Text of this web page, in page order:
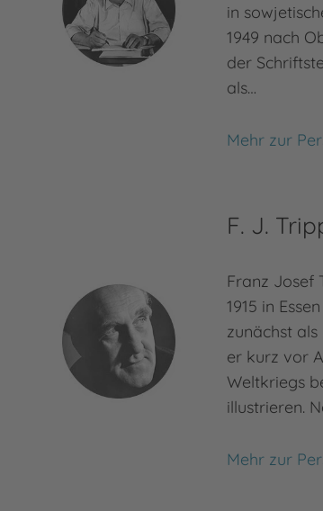
in
1949 nach
der
als…
Mehr zur
Otfried
F. J.
Franz Josef
1915 in
zunächst
er kurz vor
Weltkriegs
illustrieren.
Mehr zur
F. J. Tripp